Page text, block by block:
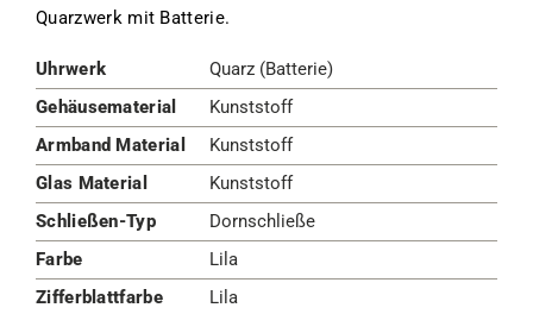
Quarzwerk mit Batterie.
Uhrwerk
Quarz (Batterie)
Gehäusematerial
Kunststoff
Armband Material
Kunststoff
Glas Material
Kunststoff
Schließen-Typ
Dornschließe
Farbe
Lila
Zifferblattfarbe
Lila